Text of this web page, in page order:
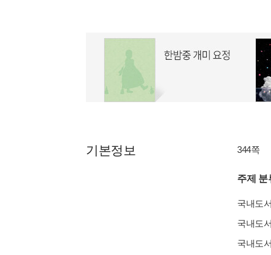
기본정보 344쪽
주제 분
국내도
국내도
국내도